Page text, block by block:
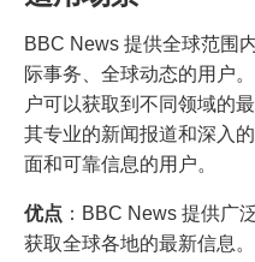
BBC News 提供全球范围
际事务、全球动态的用户
户可以获取到不同领域的
其专业的新闻报道和深入
面和可靠信息的用户。
优点 ：BBC News 提供广
获取全球各地的最新信息